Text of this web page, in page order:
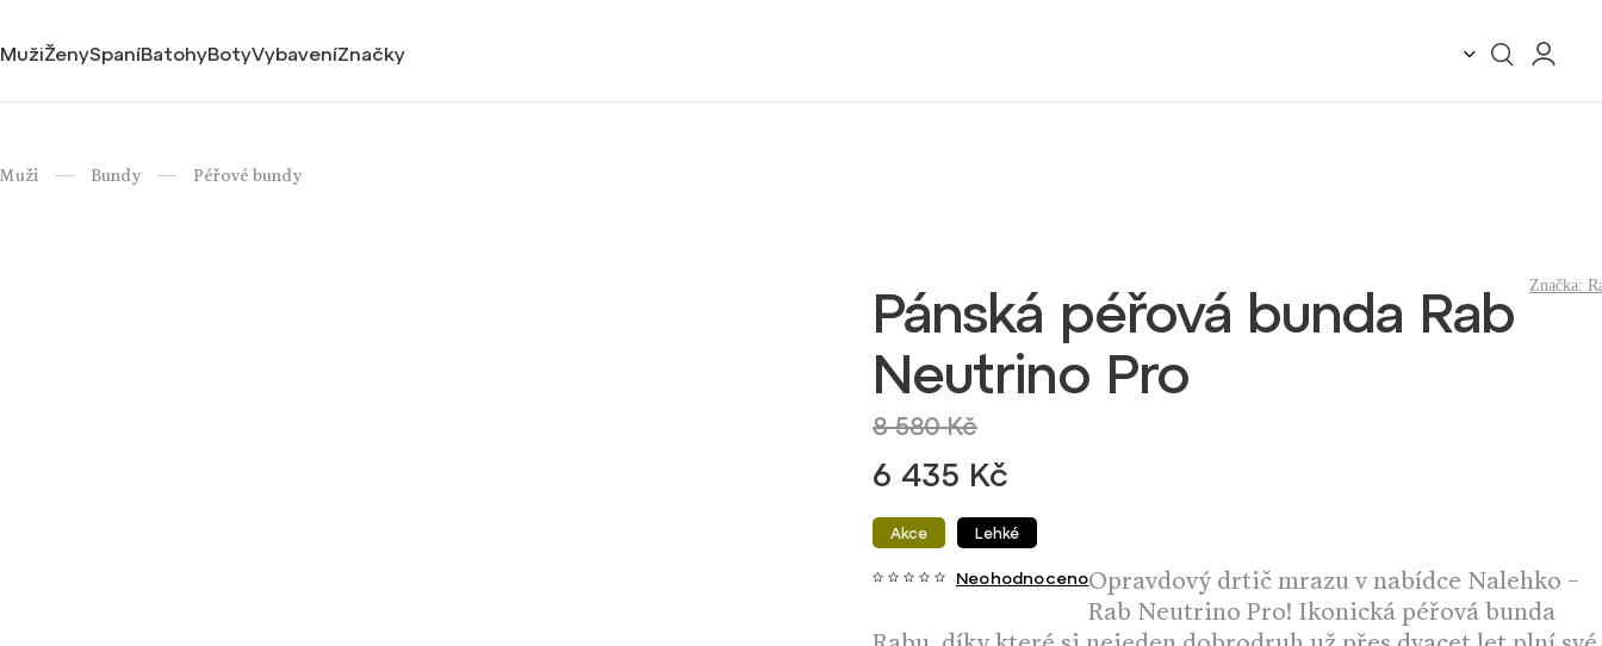
MužiŽenySpaníBatohyBotyVybaveníZnačky
Muži / Bundy / Péřové bundy
Pánská péřová bunda Rab
Neutrino Pro
8 580 Kč
6 435 Kč
Akce Lehké
NeohodnocenoOpravdový drtič mrazu v nabídce Nalehko –
Rab Neutrino Pro! Ikonická péřová bunda
Značka: